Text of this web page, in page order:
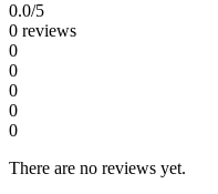
0.0/5
0 reviews
0
0
0
0
0
There are no reviews yet.